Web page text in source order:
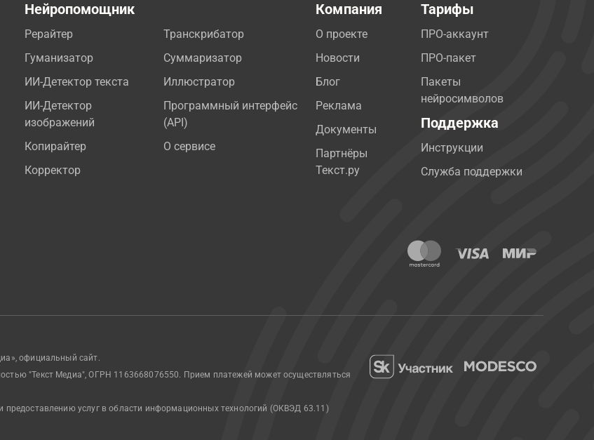
Нейропомощник
Рерайтер
Гуманизатор
ИИ-Детектор текста
ИИ-Детектор
изображений
Копирайтер
Корректор
Транскрибатор
Суммаризатор
Иллюстратор
Программный интерфейс
(API)
О сервисе
Компания
О проекте
Новости
Блог
Реклама
Документы
Партнёры
Текст.ру
Тарифы
ПРО-аккаунт
ПРО-пакет
Пакеты
нейросимволов
Поддержка
Инструкции
Служба поддержки
официальный сайт.
"Текст Медиа", ОГРН 1163668076550. Прием платежей может осуществляться
предоставлению услуг в области информационных технологий (ОКВЭД 63.11)